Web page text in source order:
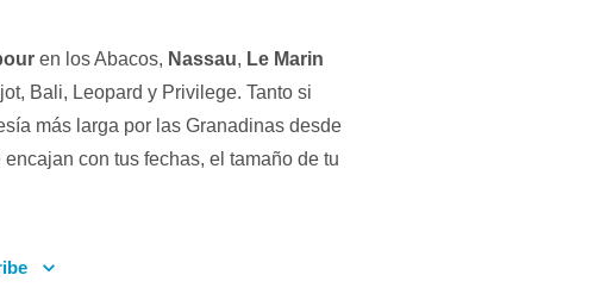
en los Abacos, Nassau, Le Marin
Bali, Leopard y Privilege. Tanto si
más larga por las Granadinas desde
con tus fechas, el tamaño de tu